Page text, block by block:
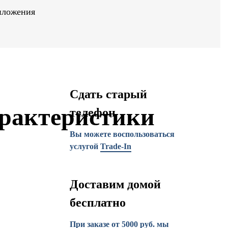
Сдать старый
телефон
Вы можете воспользоваться
услугой Trade-In
Доставим домой
бесплатно
При заказе от 5000 руб. мы